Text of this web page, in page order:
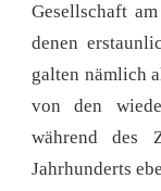
Gesellschaft
denen
galten nämlich
von den
während des
Jahrhunderts